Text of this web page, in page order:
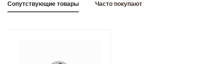
Сопутствующие товары Часто покупают